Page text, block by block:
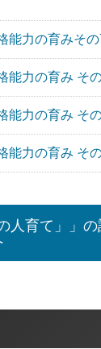
能力の育みそ
能力の育み そ
能力の育み そ
能力の育み そ
人育て」」